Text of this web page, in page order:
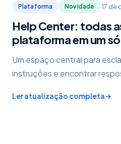
Plataforma Novidade ·17 de
Help Center: todas
plataforma em um
Um espaço central para
instruções e encontrar
Ler atualização completa→